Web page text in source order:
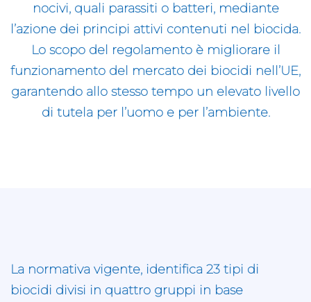
nocivi, quali parassiti o batteri, mediante
l’azione dei principi attivi contenuti nel biocida.
Lo scopo del regolamento è migliorare il
funzionamento del mercato dei biocidi nell’UE,
garantendo allo stesso tempo un elevato livello
di tutela per l’uomo e per l’ambiente.
La normativa vigente, identifica 23 tipi di
biocidi divisi in quattro gruppi in base